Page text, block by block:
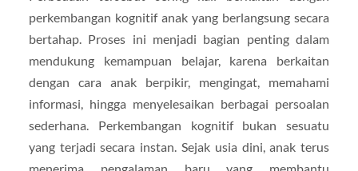
perkembangan kognitif anak yang berlangsung secara
bertahap. Proses ini menjadi bagian penting dalam
mendukung kemampuan belajar, karena berkaitan
dengan cara anak berpikir, mengingat, memahami
informasi, hingga menyelesaikan berbagai persoalan
sederhana. Perkembangan kognitif bukan sesuatu
yang terjadi secara instan. Sejak usia dini, anak terus